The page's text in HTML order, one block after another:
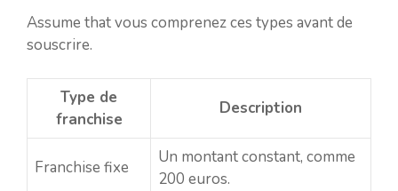
Assume that vous comprenez ces types avant de
souscrire.
Type de
franchise
Description
Franchise fixe
Un montant constant, comme
200 euros.